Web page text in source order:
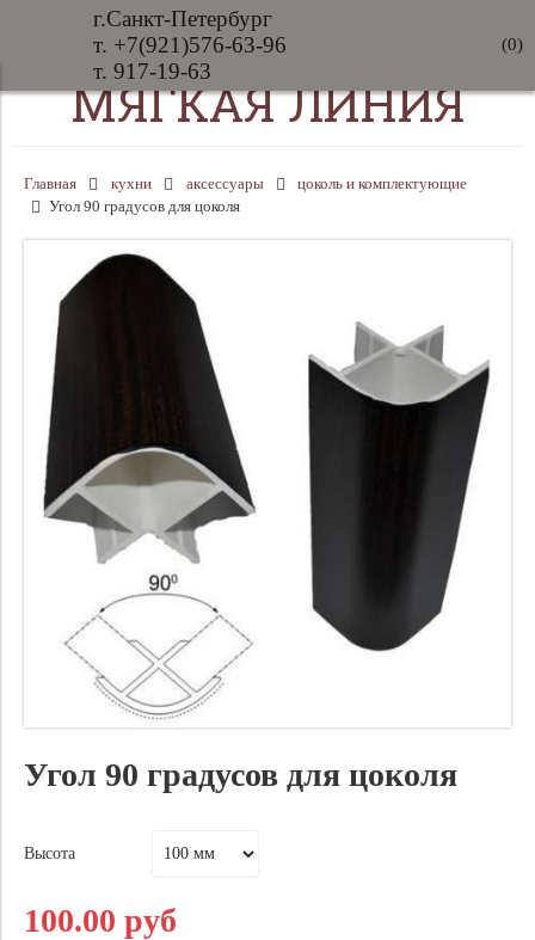
г.Санкт-Петербург
т. +7(921)576-63-96
т. 917-19-63
(0)
МЯГКАЯ ЛИНИЯ
Главная кухни аксессуары
цоколь и комплектующие
Угол 90 градусов для цоколя
Угол 90 градусов для цоколя
Высота
100.00 руб